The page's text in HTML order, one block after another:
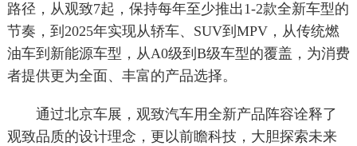
路径，从观致7起，保持每年至少推出1-2款全新车型的
节奏，到2025年实现从轿车、SUV到MPV，从传统燃
油车到新能源车型，从A0级到B级车型的覆盖，为消费
者提供更为全面、丰富的产品选择。
通过北京车展，观致汽车用全新产品阵容诠释了
观致品质的设计理念，更以前瞻科技，大胆探索未来